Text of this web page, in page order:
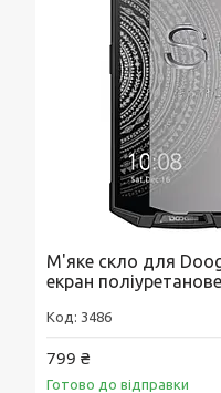
М'яке скло для
екран
3486
799 ₴
Готово до відправки